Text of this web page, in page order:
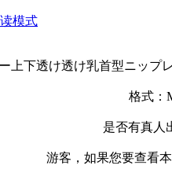
模式
下透け透け乳首型ニッ
格式：
是否有真人
游客，如果您要查看